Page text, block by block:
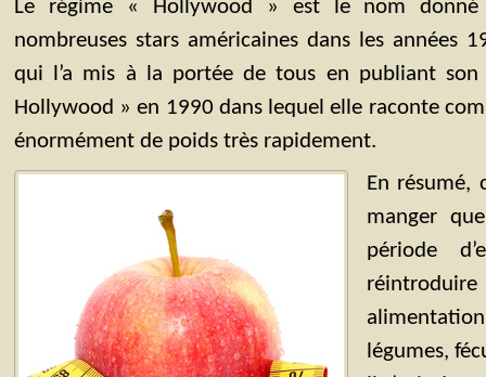
Le régime « Hollywood » est le nom
nombreuses stars américaines dans les années
qui l’a mis à la portée de tous en publiant
Hollywood » en 1990 dans lequel elle raconte
énormément de poids très rapidement.
En résumé,
manger
période
légumes,